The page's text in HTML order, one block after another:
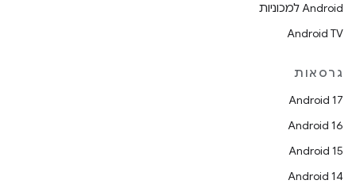
Android למכוניות
Android TV
גרסאות
Android 17
Android 16
Android 15
Android 14